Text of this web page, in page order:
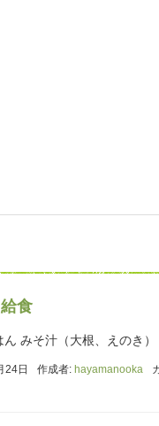
食
ん みそ汁（大根、えのき
24日 作成者: hayamanooka